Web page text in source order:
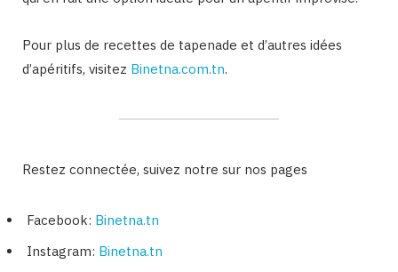
Pour plus de recettes de tapenade et d’autres idées
d’apéritifs, visitez Binetna.com.tn.
Restez connectée, suivez notre sur nos pages
Facebook: Binetna.tn
Instagram: Binetna.tn